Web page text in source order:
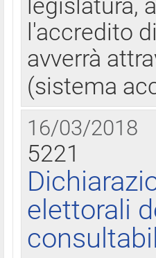
legislatura,
l'accredito
avverrà
(sistema
16/03/2018
5221
elettorali